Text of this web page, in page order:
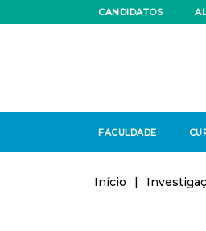
CANDIDATOS
FACULDADE
Início |